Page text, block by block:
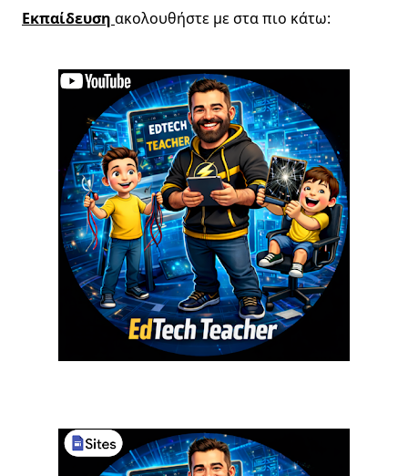
Εκπαίδευση ακολουθήστε με στα πιο κάτω: